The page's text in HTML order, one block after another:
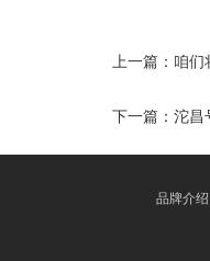
上一篇： 咱们
下一篇： 沱昌
品牌介绍